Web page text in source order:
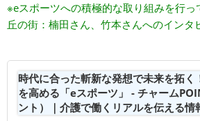
※eスポーツへの積極的な取り組みを行っ
丘の街：楠田さん、竹本さんへのインタ
時代に合った斬新な発想で未来を拓く
を高める「eスポーツ」 - チャーム
ント）｜介護で働くリアルを伝える情